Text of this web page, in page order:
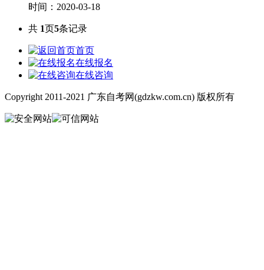
时间：2020-03-18
共 1页5条记录
首页
在线报名
在线咨询
Copyright 2011-2021 广东自考网(gdzkw.com.cn) 版权所有